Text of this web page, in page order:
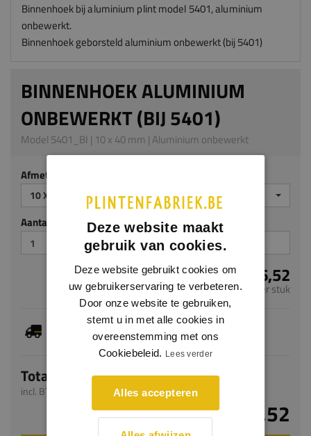
Binnenhoekbij aluminium plint model 5401, aluminium
onbewerkt.
Binnenhoek geborsteld aluminium onbewerkt (bij 5401)
BINNENHOEK ALUMINIUM
ONBEWERKT (BIJ 5401)
Model 5401_BI | 10 x 40 mm | Aluminium onbewerkt
Afmeting
10 X 40 MM
Aantal stuks
€ 6,52
per stuk
Dit artikel is voorradig, de verwachte levertijd
bedraagt 1-3 werkdagen
Totaal
incl. BTW
€ 6,52
Deze website maakt
gebruik van cookies.
Deze website gebruikt cookies om
uw gebruikerservaring te verbeteren.
Door onze website te gebruiken,
stemt u in met alle cookies in
overeenstemming met ons
Cookiebeleid. Lees verder
Alles accepteren